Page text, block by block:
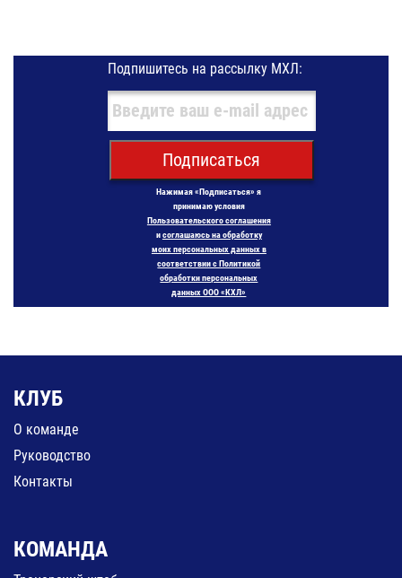
Подпишитесь на рассылку МХЛ:
Подписаться
Нажимая «Подписаться» я
принимаю условия
Пользовательского соглашения
исоглашаюсь на обработку
моих персональных данных в
соответствии с Политикой
обработки персональных
данных ООО «КХЛ»
КЛУБ
О команде
Руководство
Контакты
КОМАНДА